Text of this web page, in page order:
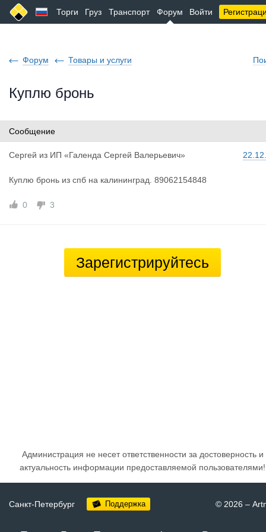
Торги Груз Транспорт Форум Войти
Форум Товары и услуги
Куплю бронь
Сообщение
Сергей из ИП «Галенда Сергей Валерьевич»
Куплю бронь из спб на калининград. 89062154848
0 3
Зарегистрируйтесь
Администрация не несет ответственности за достоверность и
актуальность информации предоставляемой пользователями!
Санкт-Петербург Поддержка © 2026 –